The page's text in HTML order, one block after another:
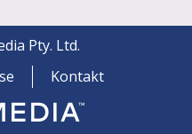
Pty. Ltd.
Kontakt